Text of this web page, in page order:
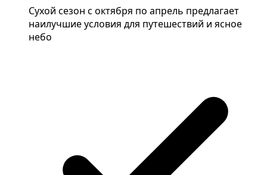
Сухой сезон с октября по апрель предлагает
наилучшие условия для путешествий и ясное
небо